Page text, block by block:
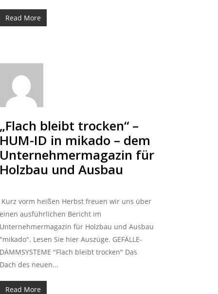
Read More
„Flach bleibt trocken“ –
HUM-ID in mikado – dem
Unternehmermagazin für
Holzbau und Ausbau
Kurz vorm heißen Herbst freuen wir uns über
einen ausführlichen Bericht im
Unternehmermagazin für Holzbau und Ausbau
"mikado". Lesen Sie hier Auszüge. GEFÄLLE-
DÄMMSYSTEME "Flach bleibt trocken" Das
Dach des neuen...
Read More